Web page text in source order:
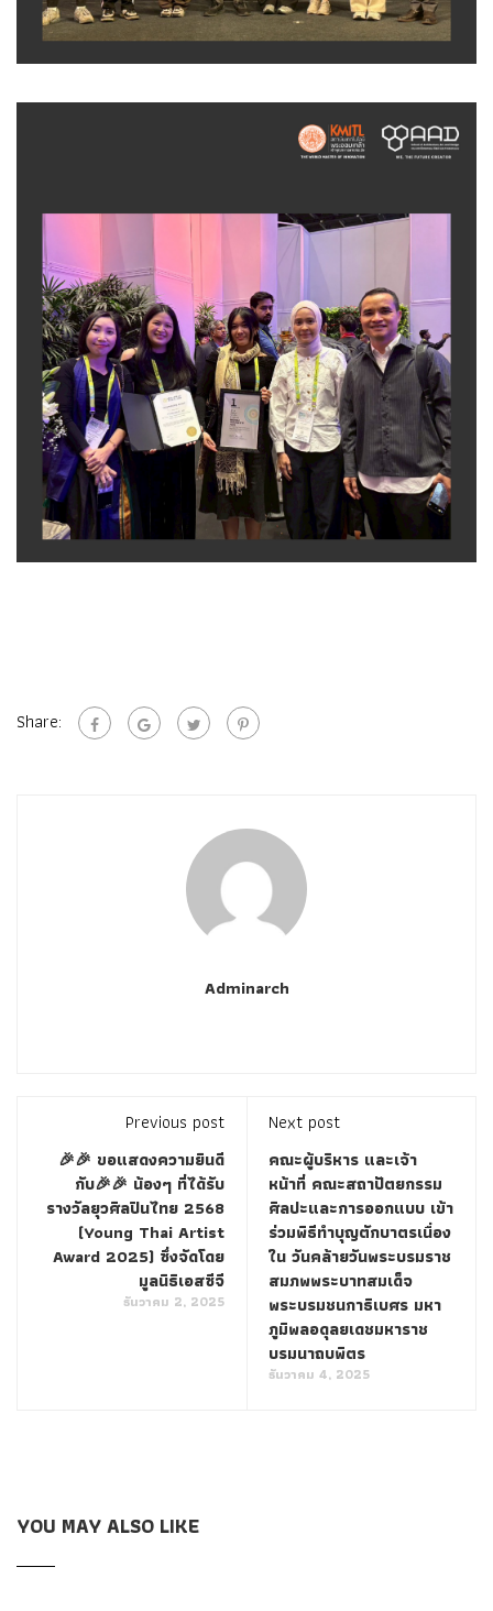
Share:
Adminarch
Previous post
🎉🎉 ขอแสดงความยินดี
กับ🎉🎉 น้องๆ ที่ได้รับ
รางวัลยุวศิลปินไทย 2568
(Young Thai Artist
Award 2025) ซึ่งจัดโดย
มูลนิธิเอสซีจี
ธันวาคม 2, 2025
Next post
คณะผู้บริหาร และเจ้า
หน้าที่ คณะสถาปัตยกรรม
ศิลปะและการออกแบบ เข้า
ร่วมพิธีทำบุญตักบาตรเนื่อง
ใน วันคล้ายวันพระบรมราช
สมภพพระบาทสมเด็จ
พระบรมชนกาธิเบศร มหา
ภูมิพลอดุลยเดชมหาราช
บรมนาถบพิตร
ธันวาคม 4, 2025
YOU MAY ALSO LIKE